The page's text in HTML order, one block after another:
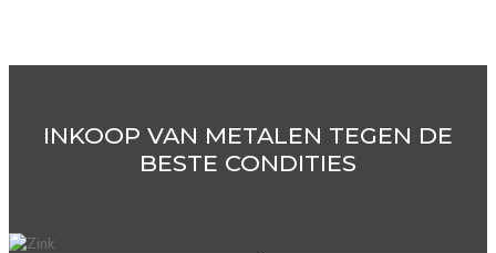
INKOOP VAN METALEN TEGEN DE
BESTE CONDITIES